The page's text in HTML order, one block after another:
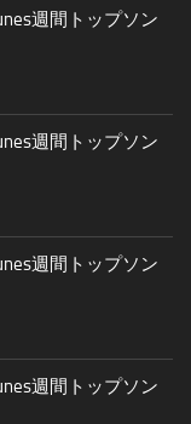
週間トップソン
週間トップソン
週間トップソン
週間トップソン